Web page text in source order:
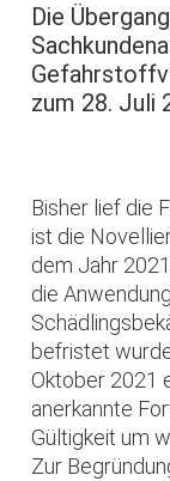
Die
zum 28. Juli
Bisher lief die
ist die
dem Jahr
die
befristet
Oktober 2021
anerkannte
Gültigkeit um
Zur